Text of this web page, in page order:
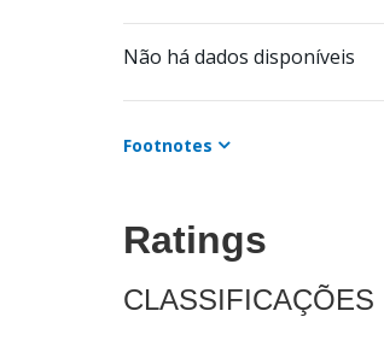
Não há dados disponíveis
Footnotes
Ratings